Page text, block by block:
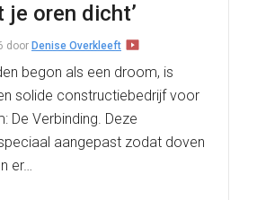
je oren dicht’
door Denise Overkleeft
begon als een droom, is
solide constructiebedrijf voor
De Verbinding. Deze
aangepast zodat doven
er…